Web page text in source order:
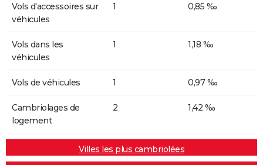
Vols d'accessoires sur
véhicules
1 0,85 ‰
Vols dans les
véhicules
1 1,18 ‰
Vols de véhicules 1 0,97 ‰
Cambriolages de
logement
2 1,42 ‰
Villes les plus cambriolées